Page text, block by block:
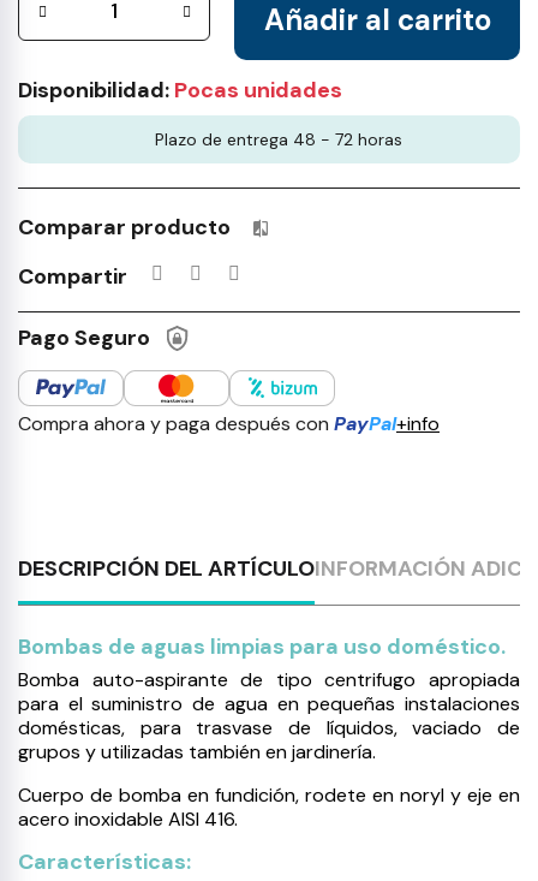
Añadir al carrito
Disponibilidad: Pocas unidades
Plazo de entrega 48 - 72 horas
Comparar producto Productos incluidos en tu lista
Compartir
Pago Seguro
Compra ahora y paga después con PayPal+info
DESCRIPCIÓN DEL ARTÍCULOINFORMACIÓN
Bombas de aguas limpias para uso doméstico.
Bomba auto-aspirante de tipo centrifugo apropiada
para el suministro de agua en pequeñas instalaciones
domésticas, para trasvase de líquidos, vaciado de
grupos y utilizadas también en jardinería.
Cuerpo de bomba en fundición, rodete en noryl y eje en
acero inoxidable AISI 416.
Características: